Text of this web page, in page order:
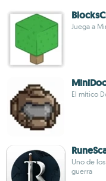
Juega a
El mítico
Uno de
guerra